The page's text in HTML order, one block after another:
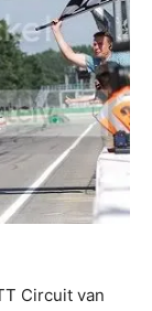
Circuit van